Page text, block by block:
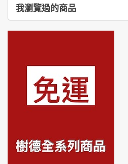
我瀏覽過的商品